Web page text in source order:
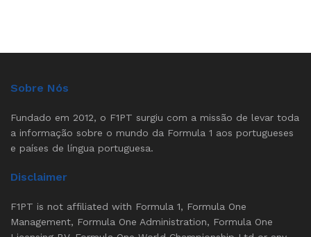
Sobre Nós
Fundado em 2012, o F1PT surgiu com a missão de levar toda
a informação sobre o mundo da Formula 1 aos portugueses
e países de língua portuguesa.
Disclaimer
F1PT is not affiliated with Formula 1, Formula One
Management, Formula One Administration, Formula One